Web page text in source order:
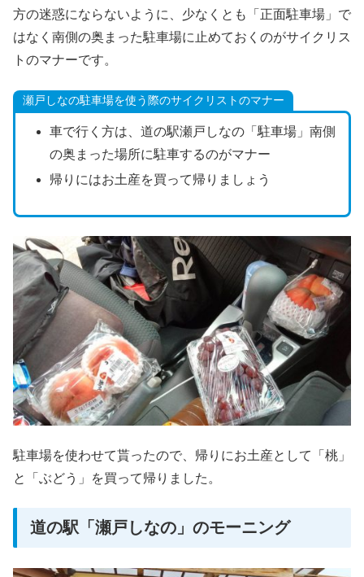
方の迷惑にならないように、少なくとも「正面駐車場」で
はなく南側の奥まった駐車場に止めておくのがサイクリス
トのマナーです。
瀬戸しなの駐車場を使う際のサイクリストのマナー
車で行く方は、道の駅瀬戸しなの「駐車場」南側
の奥まった場所に駐車するのがマナー
帰りにはお土産を買って帰りましょう
駐車場を使わせて貰ったので、帰りにお土産として「桃」
と「ぶどう」を買って帰りました。
道の駅「瀬戸しなの」のモーニング